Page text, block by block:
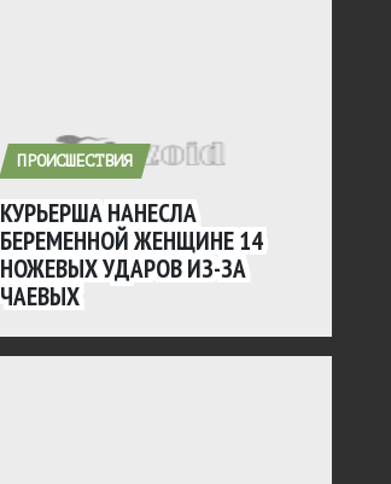
ПРОИСШЕСТВИЯ
КУРЬЕРША НАНЕСЛА
БЕРЕМЕННОЙ ЖЕНЩИНЕ 14
НОЖЕВЫХ УДАРОВ ИЗ-ЗА
ЧАЕВЫХ